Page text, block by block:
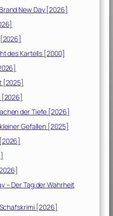
New Day [2026]
des Kartells [2000]
[2025]
[2026]
der Tiefe [2026]
Gefallen [2025]
– Der Tag der Wahrheit
[2026]